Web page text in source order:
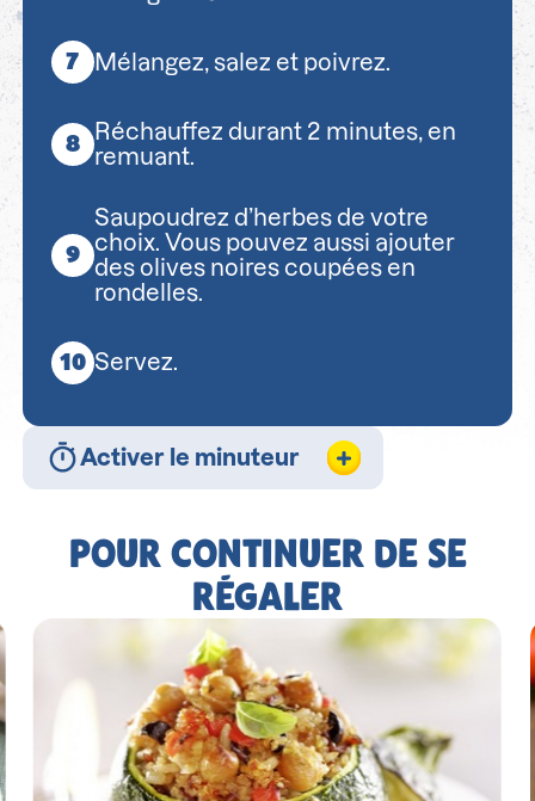
Mélangez, salez et poivrez.
Réchauffez durant 2 minutes, en
remuant.
Saupoudrez d’herbes de votre
choix. Vous pouvez aussi ajouter
des olives noires coupées en
rondelles.
Servez.
Activer le minuteur
POUR CONTINUER DE SE
RÉGALER